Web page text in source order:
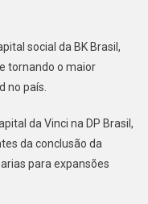
social da BK Brasil,
tornando o maior
no país.
da Vinci na DP Brasil,
da conclusão da
para expansões